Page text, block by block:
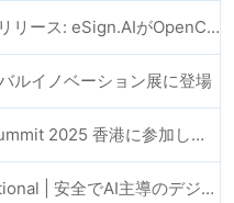
'esign-automation' スキルをリリース: eSign.AIがOpenClawの電子署名自動化を支援
ルイノベーション展に登場
eSign.AI が Alibaba Cloud Summit 2025 香港に参加し、AI 主導のクラウドイノベーションとデジタルトラストを推進
eSign.AI × Antelope International | 安全でAI主導のデジタルワークフローを推進